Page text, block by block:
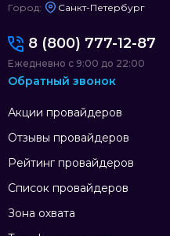
Город: Санкт-Петербург
Акции провайдеров
Отзывы провайдеров
Рейтинг провайдеров
Список провайдеров
Зона охвата
8 (800) 777-12-87
Ежедневно с 9:00 до 22:00
Обратный звонок